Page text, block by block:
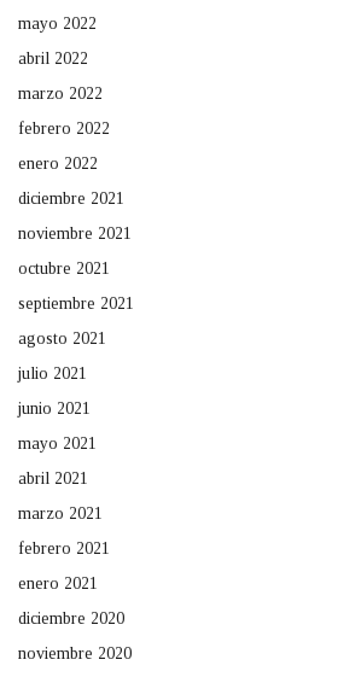
mayo 2022
abril 2022
marzo 2022
febrero 2022
enero 2022
diciembre 2021
noviembre 2021
octubre 2021
septiembre 2021
agosto 2021
julio 2021
junio 2021
mayo 2021
abril 2021
marzo 2021
febrero 2021
enero 2021
diciembre 2020
noviembre 2020